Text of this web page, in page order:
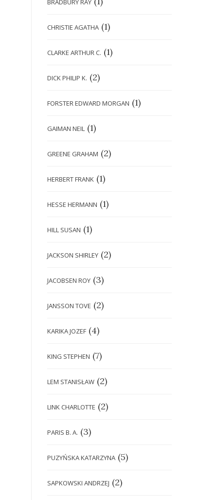
BRADBURY RAY
CHRISTIE AGATHA (1)
CLARKE ARTHUR C. (1)
DICK PHILIP K. (2)
FORSTER EDWARD MORGAN (1)
GAIMAN NEIL (1)
GREENE GRAHAM (2)
HERBERT FRANK (1)
HESSE HERMANN (1)
HILL SUSAN (1)
JACKSON SHIRLEY (2)
JACOBSEN ROY (3)
JANSSON TOVE (2)
KARIKA JOZEF (4)
KING STEPHEN (7)
LEM STANISŁAW (2)
LINK CHARLOTTE (2)
PARIS B. A. (3)
PUZYŃSKA KATARZYNA (5)
SAPKOWSKI ANDRZEJ (2)